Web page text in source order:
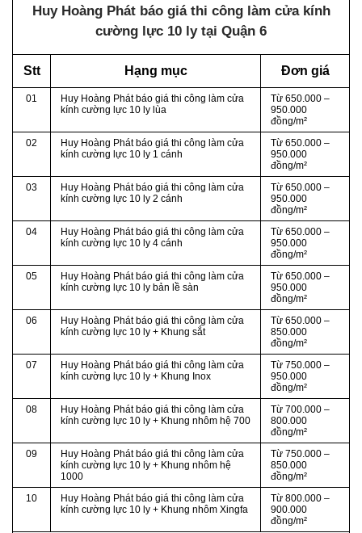
Huy Hoàng Phát báo giá thi công làm cửa kính
cường lực 10 ly tại Quận 6
Stt Hạng mục Đơn giá
01
Huy Hoàng Phát báo giá thi công làm cửa
kính cường lực 10 ly lùa
Từ 650.000 –
950.000
đồng/m²
02
Huy Hoàng Phát báo giá thi công làm cửa
kính cường lực 10 ly 1 cánh
Từ 650.000 –
950.000
đồng/m²
03
Huy Hoàng Phát báo giá thi công làm cửa
kính cường lực 10 ly 2 cánh
Từ 650.000 –
950.000
đồng/m²
04
Huy Hoàng Phát báo giá thi công làm cửa
kính cường lực 10 ly 4 cánh
Từ 650.000 –
950.000
đồng/m²
05
Huy Hoàng Phát báo giá thi công làm cửa
kính cường lực 10 ly bản lề sàn
Từ 650.000 –
950.000
đồng/m²
06
Huy Hoàng Phát báo giá thi công làm cửa
kính cường lực 10 ly + Khung sắt
Từ 650.000 –
850.000
đồng/m²
07
Huy Hoàng Phát báo giá thi công làm cửa
kính cường lực 10 ly + Khung Inox
Từ 750.000 –
950.000
đồng/m²
08
Huy Hoàng Phát báo giá thi công làm cửa
kính cường lực 10 ly + Khung nhôm hệ 700
Từ 700.000 –
800.000
đồng/m²
09
Huy Hoàng Phát báo giá thi công làm cửa
kính cường lực 10 ly + Khung nhôm hệ
1000
Từ 750.000 –
850.000
đồng/m²
10
Huy Hoàng Phát báo giá thi công làm cửa
kính cường lực 10 ly + Khung nhôm Xingfa
Từ 800.000 –
900.000
đồng/m²